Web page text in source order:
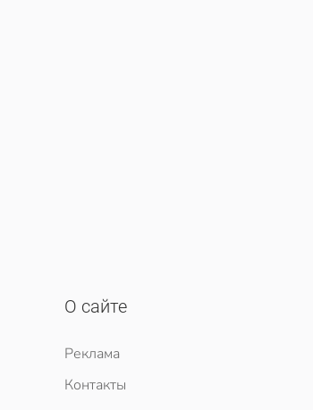
О сайте
Реклама
Контакты